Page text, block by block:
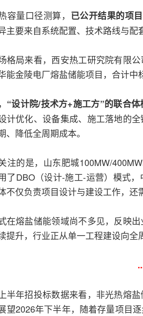
容量口径测算， 已公开结果的项
主要来自系统配置、技术路线与配
格局来看，西安热工研究院有限
能金陵电厂熔盐储能项目，合计中
“设计院/技术方+施工方”的联合
计优化、设备集成、施工落地的
、降低全周期成本。
注的是，山东肥城100MW/
了DBO（设计-施工-运营）模式
不仅负责项目设计与建设工作，还
在熔盐储能领域尚不多见，反映
提升，行业正从单一工程建设向全
半年招投标数据来看，非光热熔
望2026年下半年，随着存量项目